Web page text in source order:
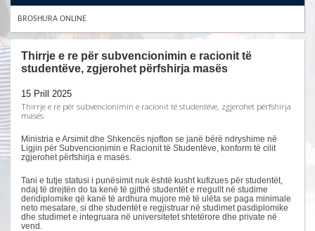
BROSHURA ONLINE
Thirrje e re për subvencionimin e racionit të
studentëve, zgjerohet përfshirja masës
15 Prill 2025
Thirrje e re për subvencionimin e racionit të studentëve, zgjerohet përfshirja
masës
Ministria e Arsimit dhe Shkencës njofton se janë bërë ndryshime në
Ligjin për Subvencionimin e Racionit të Studentëve, konform të cilit
zgjerohet përfshirja e masës.
Tani e tutje statusi i punësimit nuk është kusht kufizues për studentët,
ndaj të drejtën do ta kenë të gjithë studentët e rregullt në studime
deridiplomike që kanë të ardhura mujore më të ulëta se paga minimale
neto mesatare, si dhe studentët e regjistruar në studimet pasdiplomike
dhe studimet e integruara në universitetet shtetërore dhe private në
vend.